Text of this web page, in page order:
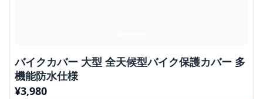
バイクカバー 大型 全天候型バイク保護カバー 多
機能防水仕様
¥3,980